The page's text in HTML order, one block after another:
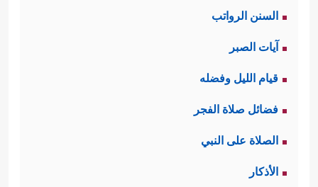
السنن الرواتب
آيات الصبر
قيام الليل وفضله
فضائل صلاة الفجر
الصلاة على النبي
الأذكار